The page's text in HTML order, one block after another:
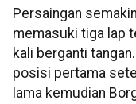
Persaingan
memasuki tiga lap
kali berganti
posisi pertama
lama kemudian